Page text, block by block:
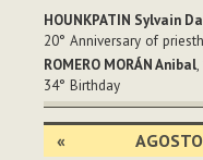
HOUNKPATIN Sylvain
20° Anniversary of
ROMERO MORÁN Anibal,
34° Birthday
«